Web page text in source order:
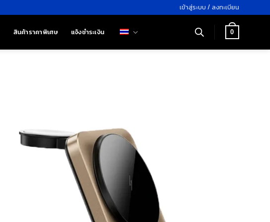
เข้าสู่ระบบ / ลงทะเบียน
สินค้าราคาพิเศษ แจ้งชำระเงิน 0